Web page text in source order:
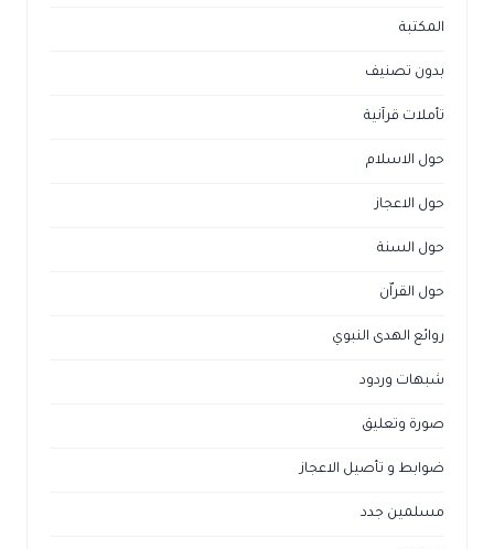
المكتبة
بدون تصنيف
تأملات قرآنية
حول الاسلام
حول الاعجاز
حول السنة
حول القراّن
روائع الهدى النبوي
شبهات وردود
صورة وتعليق
ضوابط و تأصيل الاعجاز
مسلمين جدد